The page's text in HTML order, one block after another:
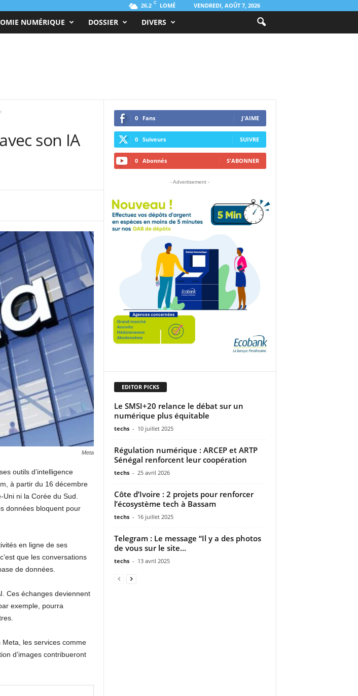
26.2 C LOMÉ VENDREDI, AOÛT 7, 2026
NUMÉRIQUE DOSSIER DIVERS
son IA
Meta
outils d’intelligence
à partir du 16 décembre
ni la Corée du Sud.
données bloquent pour
en ligne de ses
, c’est que les conversations
de données.
Ces échanges deviennent
exemple, pourra
Meta, les services comme
d’images contribueront
0 Fans J'AIME
0 Suiveurs SUIVRE
0 Abonnés S'ABONNER
- Advertisement -
EDITOR PICKS
Le SMSI+20 relance le débat sur un
numérique plus équitable
techs - 10 juillet 2025
Régulation numérique : ARCEP et ARTP
Sénégal renforcent leur coopération
techs - 25 avril 2026
Côte d’Ivoire : 2 projets pour renforcer
l’écosystème tech à Bassam
techs - 16 juillet 2025
Telegram : Le message “Il y a des photos
de vous sur le site...
techs - 13 avril 2025